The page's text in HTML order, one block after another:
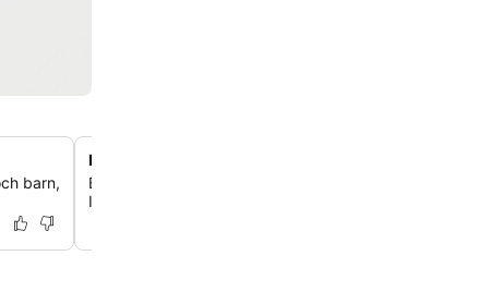
barn,
Historisk charm med moderna uppdateringar
Bo på ett legendariskt hotell med en rik historia,
Indonesiens första president, nu med renoverade rum